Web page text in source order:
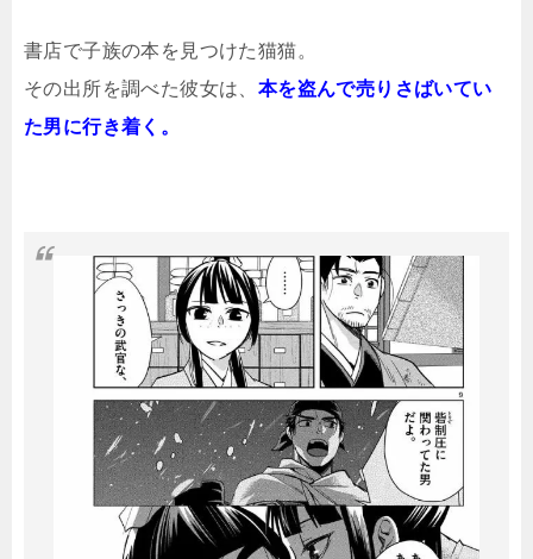
書店で子族の本を見つけた猫猫。
その出所を調べた彼女は、 本を盗んで売りさばいてい
た男に行き着く。